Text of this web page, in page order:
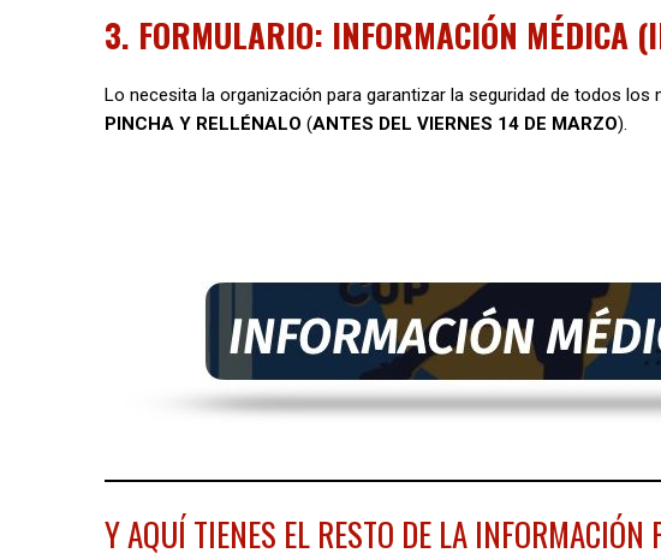
3. FORMULARIO: INFORMACIÓN MÉDICA
Lo necesita la organización para garantizar la seguridad de todos los
PINCHA Y RELLÉNALO (ANTES DEL VIERNES 14 DE MARZO).
Y AQUÍ TIENES EL RESTO DE LA INFORMACIÓN